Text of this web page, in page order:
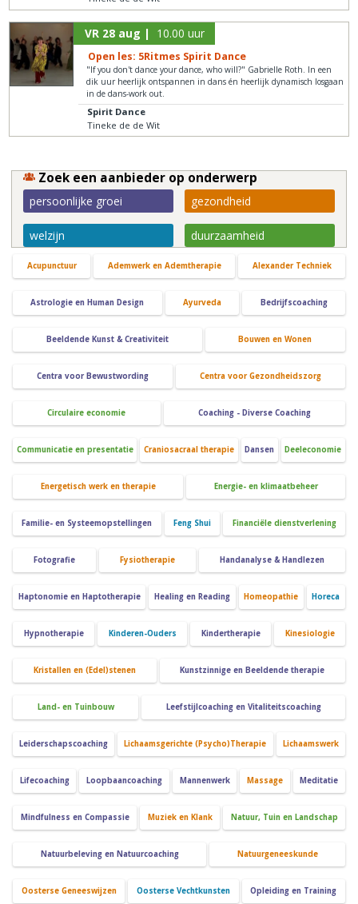
VR 28 aug | 10.00 uur
Open les: 5Ritmes Spirit Dance
"If you don't dance your dance, who will?" Gabrielle Roth. In een
dik uur heerlijk ontspannen in dans én heerlijk dynamisch losgaan
in de dans-work out.
Spirit Dance
Tineke de de Wit
Zoek een aanbieder op onderwerp
persoonlijke groei gezondheid
welzijn duurzaamheid
Acupunctuur Ademwerk en Ademtherapie Alexander Techniek
Astrologie en Human Design Ayurveda Bedrijfscoaching
Beeldende Kunst & Creativiteit Bouwen en Wonen
Centra voor Bewustwording Centra voor Gezondheidszorg
Circulaire economie Coaching - Diverse Coaching
Communicatie en presentatie Craniosacraal therapie Dansen Deeleconomie
Energetisch werk en therapie Energie- en klimaatbeheer
Familie- en Systeemopstellingen Feng Shui Financiële dienstverlening
Fotografie Fysiotherapie Handanalyse & Handlezen
Haptonomie en Haptotherapie Healing en Reading Homeopathie Horeca
Hypnotherapie Kinderen-Ouders Kindertherapie Kinesiologie
Kristallen en (Edel)stenen Kunstzinnige en Beeldende therapie
Land- en Tuinbouw Leefstijlcoaching en Vitaliteitscoaching
Leiderschapscoaching Lichaamsgerichte (Psycho)Therapie Lichaamswerk
Lifecoaching Loopbaancoaching Mannenwerk Massage Meditatie
Mindfulness en Compassie Muziek en Klank Natuur, Tuin en Landschap
Natuurbeleving en Natuurcoaching Natuurgeneeskunde
Oosterse Geneeswijzen Oosterse Vechtkunsten Opleiding en Training